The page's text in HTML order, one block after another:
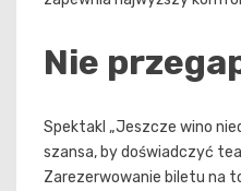
Nie
Spektakl „Jeszcze wino
szansa, by doświadczyć
Zarezerwowanie biletu na